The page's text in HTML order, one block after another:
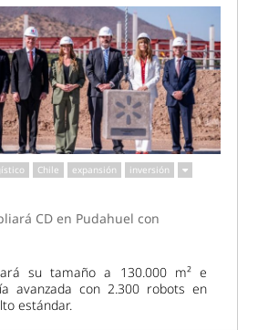
Chile expansión inversión
CD en Pudahuel con
su tamaño a 130.000 m² e
avanzada con 2.300 robots en
estándar.